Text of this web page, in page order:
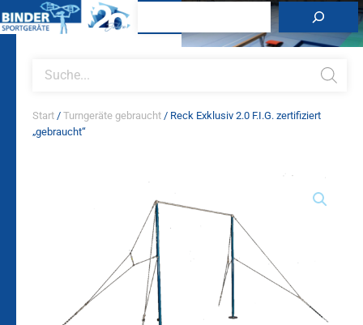
Inhalt
search
Start / Turngeräte gebraucht / Reck Exklusiv 2.0 F.I.G. zertifiziert
„gebraucht“